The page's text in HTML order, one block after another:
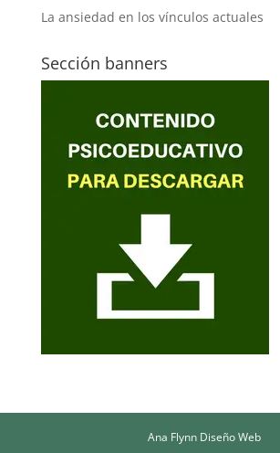
La ansiedad en los vínculos actuales
Sección banners
Ana Flynn Diseño Web